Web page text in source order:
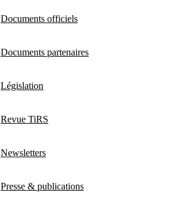
Documents officiels
Documents partenaires
Législation
Revue TiRS
Newsletters
Presse & publications